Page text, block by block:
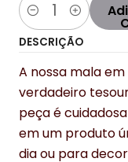
Quantidade
DESCRIÇÃO
A nossa mala
verdadeiro
peça é
em um produto
dia ou para